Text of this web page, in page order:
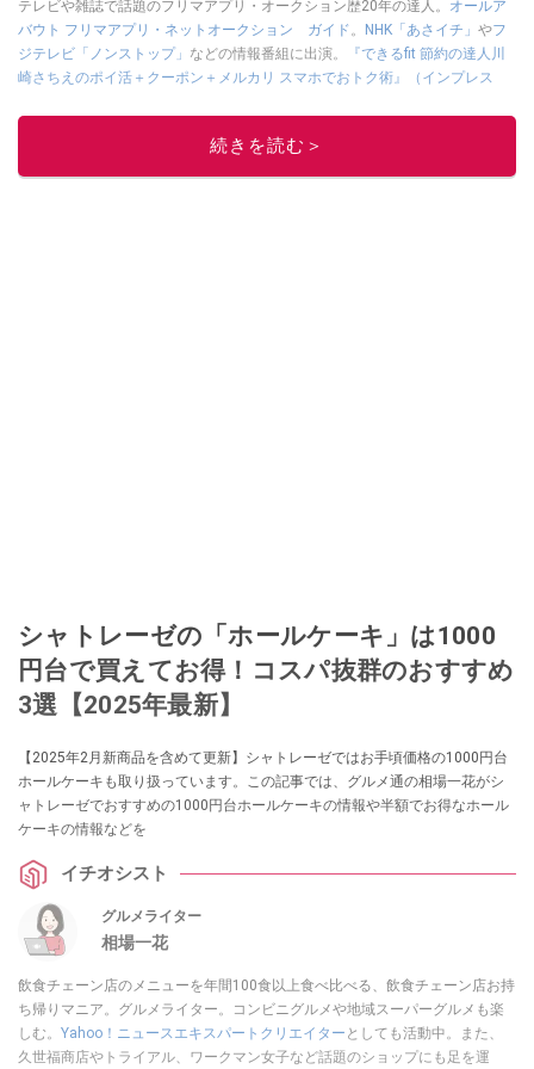
テレビや雑誌で話題のフリマアプリ・オークション歴20年の達人。 オールア
バウト フリマアプリ・ネットオークション ガイド 。 NHK「あさイチ」 やフ
ジテレビ「ノンストップ」 などの情報番組に出演。
『できるfit 節約の達人川
崎さちえのポイ活＋クーポン＋メルカリ スマホでおトク術』（インプレス
的に稼ぐ！』（翔泳社刊）
■経歴：2003年、夫が子育てをするために、突然会社を辞める。翌月からの
続きを読む＞
シャトレーゼの「ホールケーキ」は1000
円台で買えてお得！コスパ抜群のおすすめ
3選【2025年最新】
【2025年2月新商品を含めて更新】シャトレーゼではお手頃価格の1000円台
ホールケーキも取り扱っています。この記事では、グルメ通の相場一花がシ
ャトレーゼでおすすめの1000円台ホールケーキの情報や半額でお得なホール
ケーキの情報などを
イチオシスト
グルメライター
相場一花
飲食チェーン店のメニューを年間100食以上食べ比べる、飲食チェーン店お持
ち帰りマニア。グルメライター。コンビニグルメや地域スーパーグルメも楽
しむ。 Yahoo！ニュースエキスパートクリエイター としても活動中。また、
久世福商店やトライアル、ワークマン女子など話題のショップにも足を運